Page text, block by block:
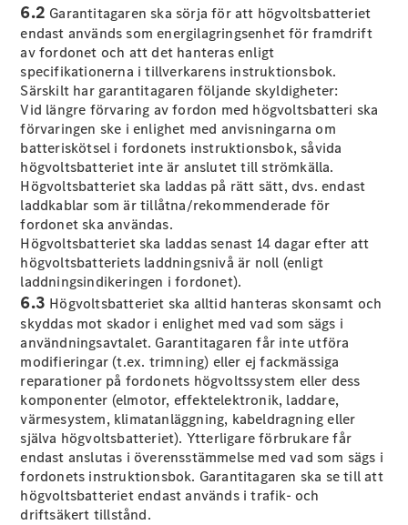
CLE
Cabriolet
Mercedes-
AMG SL
Roadster
Mercedes-
Maybach SL
Monogram
Series
Konfigurator
Mercedes-
Benz Online
Store
Grand Limousine
VLE Elektrisk
Konfigurator
6.2 Garantitagaren ska sörja för att högvoltsbatteriet
endast används som energilagringsenhet för framdrift
av fordonet och att det hanteras enligt
specifikationerna i tillverkarens instruktionsbok.
Särskilt har garantitagaren följande skyldigheter:
Vid längre förvaring av fordon med högvoltsbatteri ska
förvaringen ske i enlighet med anvisningarna om
batteriskötsel i fordonets instruktionsbok, såvida
högvoltsbatteriet inte är anslutet till strömkälla.
Högvoltsbatteriet ska laddas på rätt sätt, dvs. endast
laddkablar som är tillåtna/rekommenderade för
fordonet ska användas.
Högvoltsbatteriet ska laddas senast 14 dagar efter att
högvoltsbatteriets laddningsnivå är noll (enligt
laddningsindikeringen i fordonet).
6.3 Högvoltsbatteriet ska alltid hanteras skonsamt och
skyddas mot skador i enlighet med vad som sägs i
användningsavtalet. Garantitagaren får inte utföra
modifieringar (t.ex. trimning) eller ej fackmässiga
reparationer på fordonets högvoltssystem eller dess
komponenter (elmotor, effektelektronik, laddare,
värmesystem, klimatanläggning, kabeldragning eller
själva högvoltsbatteriet). Ytterligare förbrukare får
endast anslutas i överensstämmelse med vad som sägs i
fordonets instruktionsbok. Garantitagaren ska se till att
högvoltsbatteriet endast används i trafik- och
driftsäkert tillstånd.